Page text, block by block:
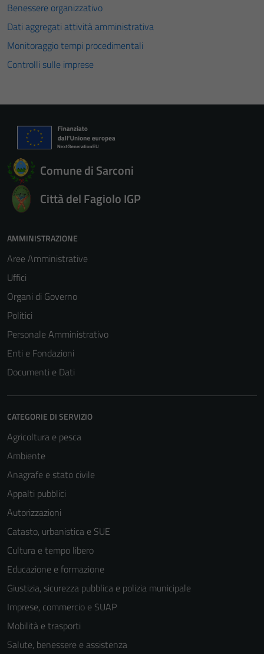
Benessere organizzativo
Dati aggregati attività amministrativa
Monitoraggio tempi procedimentali
Controlli sulle imprese
Comune di Sarconi
Città del Fagiolo IGP
AMMINISTRAZIONE
Aree Amministrative
Uffici
Organi di Governo
Politici
Personale Amministrativo
Enti e Fondazioni
Documenti e Dati
CATEGORIE DI SERVIZIO
Agricoltura e pesca
Ambiente
Anagrafe e stato civile
Appalti pubblici
Autorizzazioni
Catasto, urbanistica e SUE
Cultura e tempo libero
Educazione e formazione
Giustizia, sicurezza pubblica e polizia municipale
Imprese, commercio e SUAP
Mobilità e trasporti
Salute, benessere e assistenza